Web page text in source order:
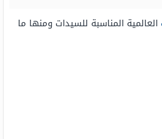
العالمية المناسبة للسيدات ومنها ما